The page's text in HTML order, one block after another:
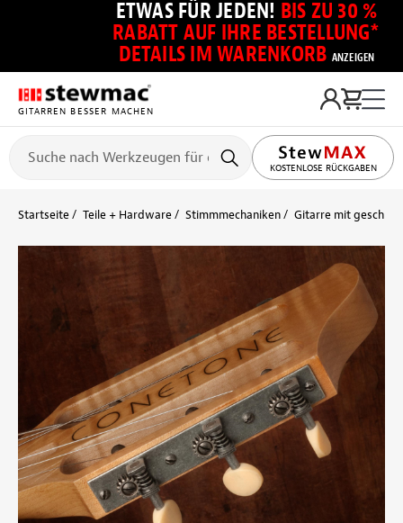
ETWAS FÜR JEDEN! BIS ZU 30 %
RABATT AUF IHRE BESTELLUNG*
DETAILS IM WARENKORB ANZEIGEN
GITARREN BESSER MACHEN
KOSTENLOSE RÜCKGABEN
Startseite Teile + Hardware Stimmmechaniken Gitarre mit